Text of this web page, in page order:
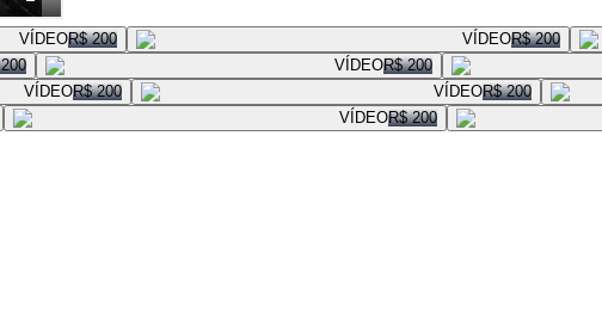
VÍDEOR$ 200 VÍDEOR$ 200
VÍDEOR$ 200
VÍDEOR$ 200 VÍDEOR$ 200
VÍDEOR$ 200